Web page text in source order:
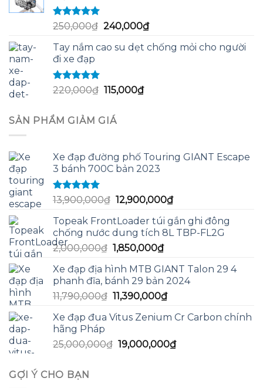
Được xếp
hạng
sao
250,000₫ Giá
là:
240,000₫Giá
tại
Tay nắm cao su dẹt chống mỏi cho người
đi xe đạp
Được xếp
hạng
220,000₫ Giá
là:
220,000₫.
115,000₫Giá
SẢN PHẨM GIẢM GIÁ
Xe đạp đường phố Touring GIANT Escape
3 bánh 700C bản 2023
Được xếp
hạng
5.00
sao
13,900,000₫ Giá
là:
13,900,000₫.
12,900,000₫Giá
tại
là:
Topeak FrontLoader túi gắn ghi đông
chống nước dung tích 8L TBP-FL2G
2,000,000₫ Giá
là:
2,000,000₫.
1,850,000₫Giá
tại
là:
1,850,000₫.
Xe đạp địa hình MTB GIANT Talon 29 4
phanh đĩa, bánh 29 bản 2024
11,790,000₫ Giá
là:
11,390,000₫Giá
tại
11,390,000₫.
Xe đạp đua Vitus Zenium Cr Carbon chính
hãng Pháp
25,000,000₫ Giá
19,000,000₫Giá
GỢI Ý CHO BẠN